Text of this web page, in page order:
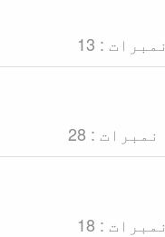
نمبرات 13
نمبرات 28
نمبرات 18